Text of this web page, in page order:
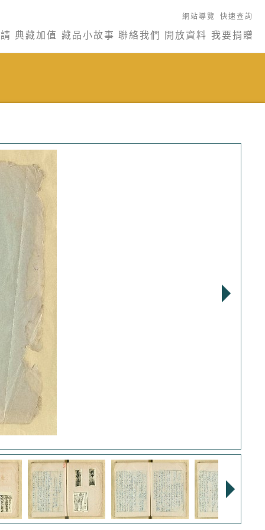
網站導覽 快速查詢
典藏加值 藏品小故事 聯絡我們 開放資料 我要捐贈